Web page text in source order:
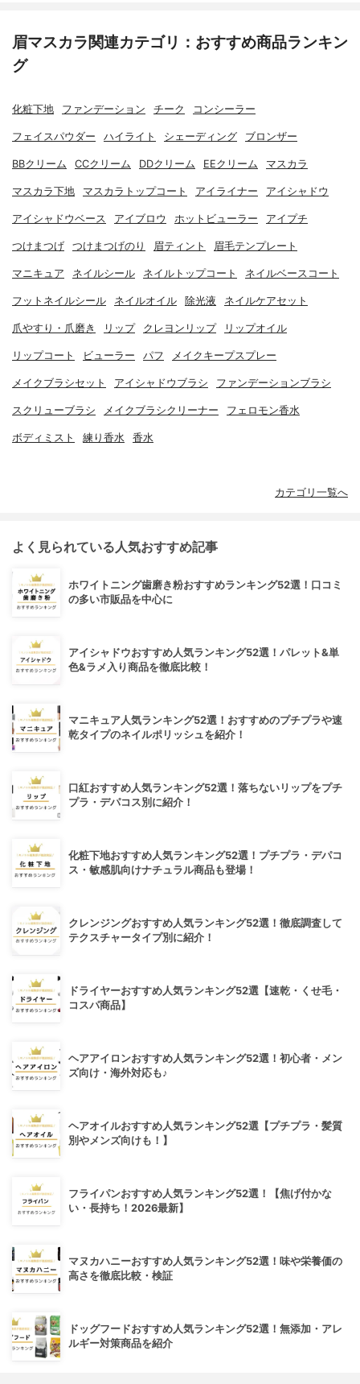
眉マスカラ関連カテゴリ：おすすめ商品ランキン
グ
化粧下地 ファンデーション チーク コンシーラー
フェイスパウダー ハイライト シェーディング ブロンザー
BBクリーム CCクリーム DDクリーム EEクリーム マスカラ
マスカラ下地 マスカラトップコート アイライナー アイシャドウ
アイシャドウベース アイブロウ ホットビューラー アイプチ
つけまつげ つけまつげのり 眉ティント 眉毛テンプレート
マニキュア ネイルシール ネイルトップコート ネイルベースコート
フットネイルシール ネイルオイル 除光液 ネイルケアセット
爪やすり・爪磨き リップ クレヨンリップ リップオイル
リップコート ビューラー パフ メイクキープスプレー
メイクブラシセット アイシャドウブラシ ファンデーションブラシ
スクリューブラシ メイクブラシクリーナー フェロモン香水
ボディミスト 練り香水 香水
カテゴリ一覧へ
よく見られている人気おすすめ記事
ホワイトニング歯磨き粉おすすめランキング52選！口コミ
の多い市販品を中心に
アイシャドウおすすめ人気ランキング52選！パレット&単
色&ラメ入り商品を徹底比較！
マニキュア人気ランキング52選！おすすめのプチプラや速
乾タイプのネイルポリッシュを紹介！
口紅おすすめ人気ランキング52選！落ちないリップをプチ
プラ・デパコス別に紹介！
化粧下地おすすめ人気ランキング52選！プチプラ・デパコ
ス・敏感肌向けナチュラル商品も登場！
クレンジングおすすめ人気ランキング52選！徹底調査して
テクスチャータイプ別に紹介！
ドライヤーおすすめ人気ランキング52選【速乾・くせ毛・
コスパ商品】
ヘアアイロンおすすめ人気ランキング52選！初心者・メン
ズ向け・海外対応も♪
ヘアオイルおすすめ人気ランキング52選【プチプラ・髪質
別やメンズ向けも！】
フライパンおすすめ人気ランキング52選！【焦げ付かな
い・長持ち！2026最新】
マヌカハニーおすすめ人気ランキング52選！味や栄養価の
高さを徹底比較・検証
ドッグフードおすすめ人気ランキング52選！無添加・アレ
ルギー対策商品を紹介